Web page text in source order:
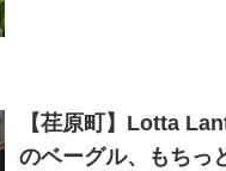
【荏原町】Lotta
のベーグル、もちっ